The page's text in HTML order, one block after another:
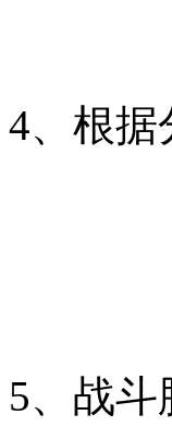
4、根据
5、战